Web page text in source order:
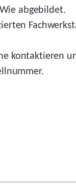
abgebildet.
kontaktieren